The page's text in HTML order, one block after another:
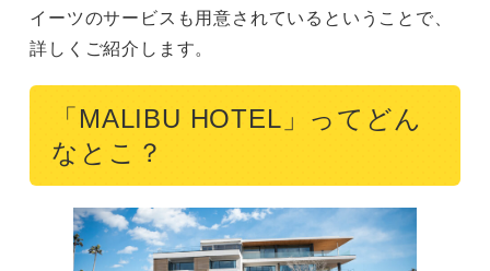
イーツのサービスも用意されているということで、
詳しくご紹介します。
「MALIBU HOTEL」ってどん
なとこ？